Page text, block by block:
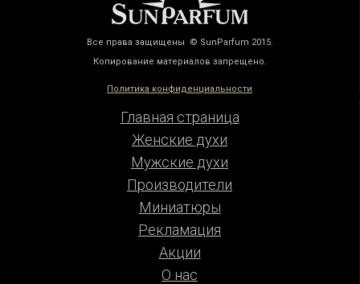
Все права защищены © SunParfum 2015.
Копирование материалов запрещено.
Политика конфиденциальности
Главная страница
Женские духи
Мужские духи
Производители
Миниатюры
Рекламация
Акции
О нас